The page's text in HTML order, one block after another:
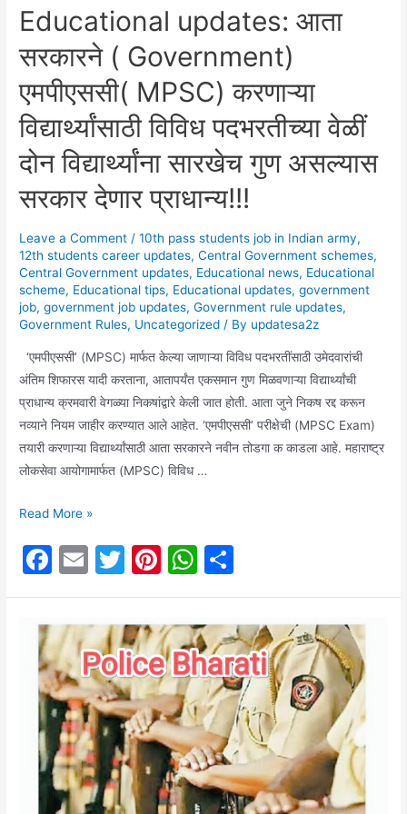
Educational updates: आता
सरकारने ( Government)
एमपीएससी( MPSC) करणाऱ्या
विद्यार्थ्यांसाठी विविध पदभरतीच्या वेळीं
दोन विद्यार्थ्यांना सारखेच गुण असल्यास
सरकार देणार प्राधान्य!!!
Leave a Comment /10th pass students job in Indian army,
12th students career updates,Central Government schemes,
Central Government updates, Educational news, Educational
scheme, Educational tips, Educational updates,government
job,government job updates,Government rule updates,
Government Rules, Uncategorized / By updatesa2z
‘एमपीएससी’ (MPSC) मार्फत केल्या जाणाऱ्या विविध पदभरतींसाठी उमेदवारांची
अंतिम शिफारस यादी करताना, आतापर्यंत एकसमान गुण मिळवणाऱ्या विद्यार्थ्यांची
प्राधान्य क्रमवारी वेगळ्या निकषांद्वारे केली जात होती. आता जुने निकष रद्द करून
नव्याने नियम जाहीर करण्यात आले आहेत. ‘एमपीएससी’ परीक्षेची (MPSC Exam)
तयारी करणाऱ्या विद्यार्थ्यांसाठी आता सरकारने नवीन तोडगा क काडला आहे. महाराष्ट्र
लोकसेवा आयोगामार्फत (MPSC) विविध …
Educational
आता
Government)
एमपीएससी(
MPSC)
करणाऱ्या
विद्यार्थ्यांसाठी
विविध
पदभरतीच्या
Read More »
F
a
c
e
b
o
o
k
E
m
ai
l
T
w
itt
er
Pi
nt
er
e
st
W
h
at
s
A
p
p
h
ar
e